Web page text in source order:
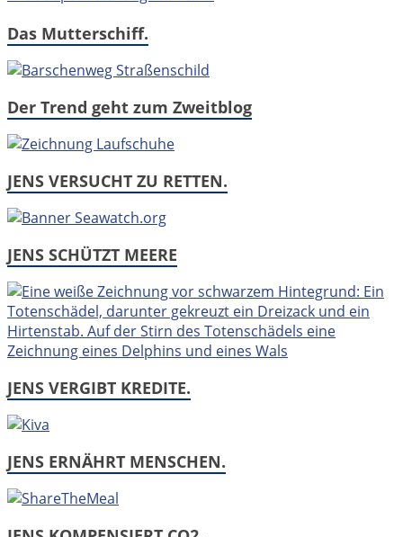
Das Mutterschiff.
Der Trend geht zum Zweitblog
JENS VERSUCHT ZU RETTEN.
JENS SCHÜTZT MEERE
JENS VERGIBT KREDITE.
JENS ERNÄHRT MENSCHEN.